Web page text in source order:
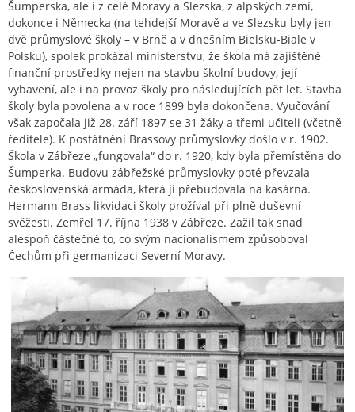
Šumperska, ale i z celé Moravy a Slezska, z alpských zemí,
dokonce i Německa (na tehdejší Moravě a ve Slezsku byly jen
dvě průmyslové školy – v Brně a v dnešním Bielsku-Biale v
Polsku), spolek prokázal ministerstvu, že škola má zajištěné
finanční prostředky nejen na stavbu školní budovy, její
vybavení, ale i na provoz školy pro následujících pět let. Stavba
školy byla povolena a v roce 1899 byla dokončena. Vyučování
však započala již 28. září 1897 se 31 žáky a třemi učiteli (včetně
ředitele). K postátnění Brassovy průmyslovky došlo v r. 1902.
Škola v Zábřeze „fungovala“ do r. 1920, kdy byla přemístěna do
Šumperka. Budovu zábřežské průmyslovky poté převzala
československá armáda, která ji přebudovala na kasárna.
Hermann Brass likvidaci školy prožíval při plně duševní
svěžesti. Zemřel 17. října 1938 v Zábřeze. Zažil tak snad
alespoň částečně to, co svým nacionalismem způsoboval
Čechům při germanizaci Severní Moravy.